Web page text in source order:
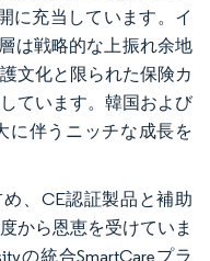
に充当しています。イ
は戦略的な上振れ余地
文化と限られた保険カ
ています。韓国および
に伴うニッチな成長を
め、CE認証製品と補助
から恩恵を受けていま
の統合SmartCareプラ